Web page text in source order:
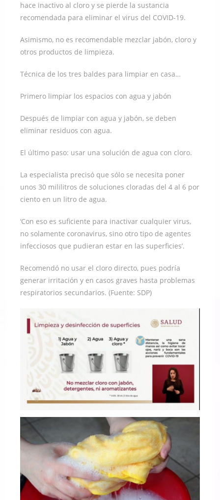
hace inactivo al cloro y se pierde la sustancia
recomendada para eliminar el virus del COVID-19.
Asimismo, no es recomendable mezclar jabón, cloro y
otros productos de limpieza.
Técnica de los tres baldes para limpiar en casa…
Primero limpiar los espacios con agua y jabón
Después de limpiar con agua y jabón, se deben
eliminar residuos con agua.
El último paso: usar una solución de agua con cloro.
La especialista precisó que sólo se necesita poner
unos 30 mililitros de soluciones cloradas del 4 al 6 por
ciento en un litro de agua.
‘Con eso es suficiente para inactivar cualquier virus,
no solamente coronavirus, sino otro tipo de agentes
infecciosos que pudieran estar en las superficies’.
Recomendó no usar el cloro directo, pues podría
generar irritación y en casos graves hasta problemas
respiratorios secundarios. (Fuente: SDP)